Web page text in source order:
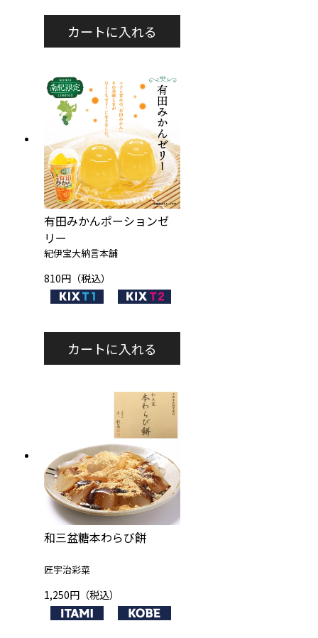
有田みかんポーションゼ
リー
紀伊宝大納言本舗
810円（税込）
和三盆糖本わらび餅
匠宇治彩菜
1,250円（税込）